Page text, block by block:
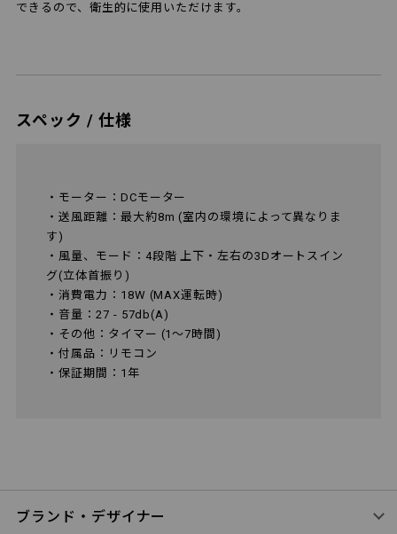
できるので、衛生的に使用いただけます。
スペック / 仕様
・モーター：DCモーター
・送風距離：最大約8m (室内の環境によって異なりま
す)
・風量、モード：4段階 上下・左右の3Dオートスイン
グ(立体首振り)
・消費電力：18W (MAX運転時)
・音量：27 - 57db(A)
・その他：タイマー (1～7時間)
・付属品：リモコン
・保証期間：1年
ブランド・デザイナー